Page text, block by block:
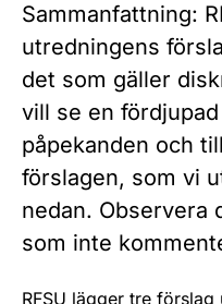
Sammanfattning:
utredningens
det som gäller
vill se en
påpekanden och
förslagen, som vi
nedan. Observera
som inte
RFSU lägger tre